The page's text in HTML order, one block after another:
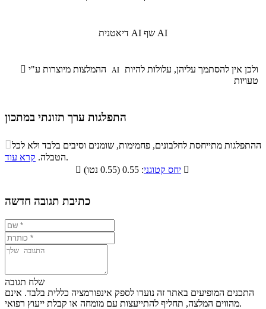
דיאטנית AI שף AI
 AI
טעויות
התפלגות ערך תזונתי במתכון
התפלגות ערך תזונתי במתכון
סיבים
תזונתיים
שומנים חלבונים
11.6% 53.1%
ההתפלגות מתייחסת לחלבונים, פחמימות, שומנים וסיבים בלבד ולא לכל
הטבלה. קרא עוד
.

יחס קטוגני 
כתיבת תגובה חדשה
שלח תגובה
התכנים המופיעים באתר זה נועדו לספק אינפורמציה כללית בלבד. אינם
מהווים המלצה, תחליף להתייעצות עם מומחה או קבלת ייעוץ רפואי.